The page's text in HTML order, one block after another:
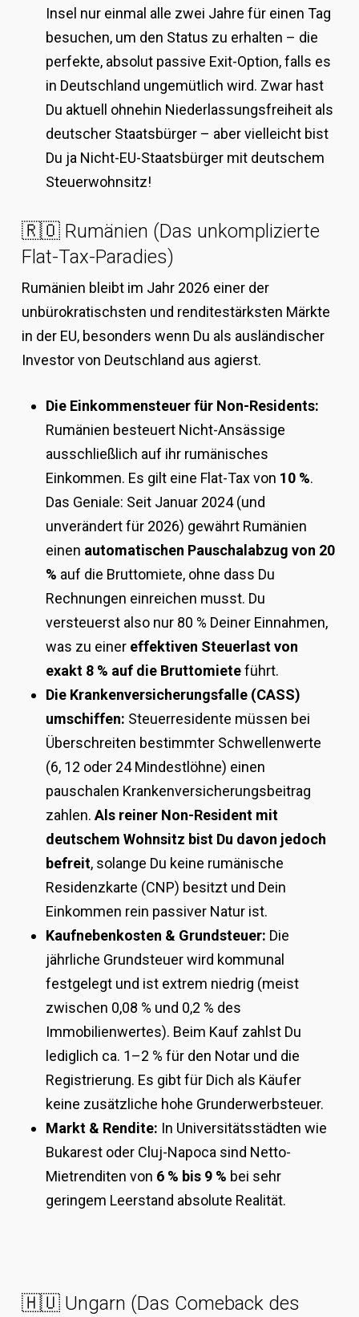
Insel nur einmal alle zwei Jahre für einen Tag
besuchen, um den Status zu erhalten – die
perfekte, absolut passive Exit-Option, falls es
in Deutschland ungemütlich wird. Zwar hast
Du aktuell ohnehin Niederlassungsfreiheit als
deutscher Staatsbürger – aber vielleicht bist
Du ja Nicht-EU-Staatsbürger mit deutschem
Steuerwohnsitz!
🇷🇴 Rumänien (Das unkomplizierte
Flat-Tax-Paradies)
Rumänien bleibt im Jahr 2026 einer der
unbürokratischsten und renditestärksten Märkte
in der EU, besonders wenn Du als ausländischer
Investor von Deutschland aus agierst.
Die Einkommensteuer für Non-Residents:
Rumänien besteuert Nicht-Ansässige
ausschließlich auf ihr rumänisches
Einkommen. Es gilt eine Flat-Tax von 10 %.
Das Geniale: Seit Januar 2024 (und
unverändert für 2026) gewährt Rumänien
einen automatischen Pauschalabzug von 20
% auf die Bruttomiete, ohne dass Du
Rechnungen einreichen musst. Du
versteuerst also nur 80 % Deiner Einnahmen,
was zu einer effektiven Steuerlast von
exakt 8 % auf die Bruttomieteführt.
Die Krankenversicherungsfalle (CASS)
umschiffen: Steuerresidente müssen bei
Überschreiten bestimmter Schwellenwerte
(6, 12 oder 24 Mindestlöhne) einen
pauschalen Krankenversicherungsbeitrag
zahlen. Als reiner Non-Resident mit
deutschem Wohnsitz bist Du davon jedoch
befreit, solange Du keine rumänische
Residenzkarte (CNP) besitzt und Dein
Einkommen rein passiver Natur ist.
Kaufnebenkosten & Grundsteuer: Die
jährliche Grundsteuer wird kommunal
festgelegt und ist extrem niedrig (meist
zwischen 0,08 % und 0,2 % des
Immobilienwertes). Beim Kauf zahlst Du
lediglich ca. 1–2 % für den Notar und die
Registrierung. Es gibt für Dich als Käufer
keine zusätzliche hohe Grunderwerbsteuer.
Markt & Rendite: In Universitätsstädten wie
Bukarest oder Cluj-Napoca sind Netto-
Mietrenditen von 6 % bis 9 % bei sehr
geringem Leerstand absolute Realität.
🇭🇺 Ungarn (Das Comeback des